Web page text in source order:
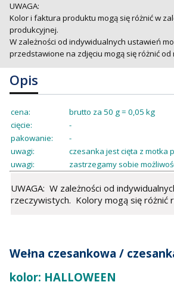
UWAGA:
Kolor i faktura produktu mogą się różnić w
produkcyjnej.
W zależności od indywidualnych ustawień
przedstawione na zdjęciu mogą się różnić od
Opis
cena:
brutto za 50 g = 0,05 kg
cięcie:
-
pakowanie:
-
uwagi:
czesanka jest cięta z motka
uwagi:
zastrzegamy sobie
UWAGA: W zależności od
rzeczywistych. Kolory mogą się różnić
Wełna czesankowa /
kolor: HALLOWEEN